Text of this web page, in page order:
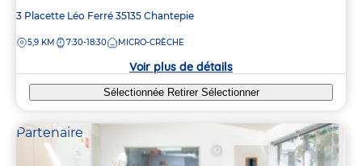
Adresse
la
3 Placette Léo Ferré 35135 Chantepie
DISTANCE
5,9 KM 7:30-18:30 MICRO-CRÈCHE
Voir plus de détails
Sélectionnée Retirer Sélectionner
Partenaire